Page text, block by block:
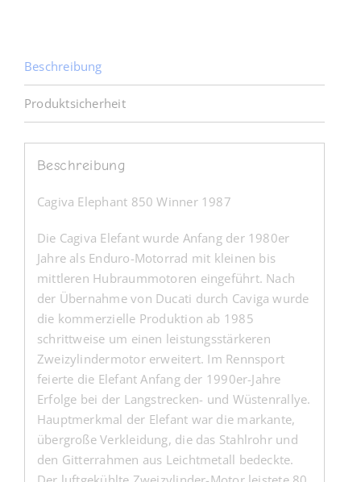
Beschreibung
Produktsicherheit
Beschreibung
Cagiva Elephant 850 Winner 1987
Die Cagiva Elefant wurde Anfang der 1980er
Jahre als Enduro-Motorrad mit kleinen bis
mittleren Hubraummotoren eingeführt. Nach
der Übernahme von Ducati durch Caviga wurde
die kommerzielle Produktion ab 1985
schrittweise um einen leistungsstärkeren
Zweizylindermotor erweitert. Im Rennsport
feierte die Elefant Anfang der 1990er-Jahre
Erfolge bei der Langstrecken- und Wüstenrallye.
Hauptmerkmal der Elefant war die markante,
übergroße Verkleidung, die das Stahlrohr und
den Gitterrahmen aus Leichtmetall bedeckte.